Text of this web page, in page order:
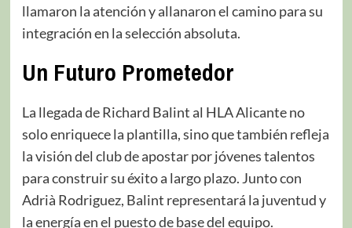
llamaron la atención y allanaron el camino para su
integración en la selección absoluta.
Un Futuro Prometedor
La llegada de Richard Balint al HLA Alicante no
solo enriquece la plantilla, sino que también refleja
la visión del club de apostar por jóvenes talentos
para construir su éxito a largo plazo. Junto con
Adrià Rodriguez, Balint representará la juventud y
la energía en el puesto de base del equipo.